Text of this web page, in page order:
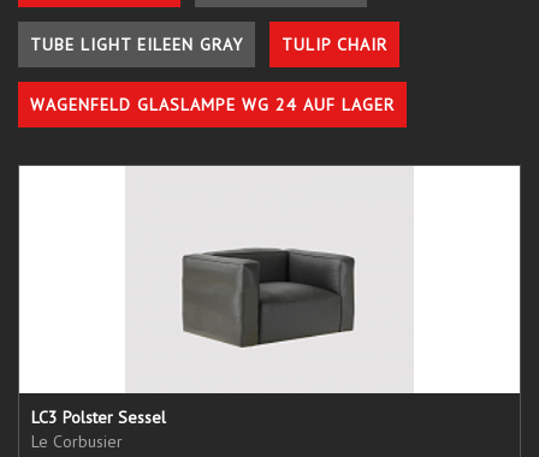
TUBE LIGHT EILEEN GRAY TULIP CHAIR
WAGENFELD GLASLAMPE WG 24 AUF LAGER
LC3 Polster Sessel
Le Corbusier